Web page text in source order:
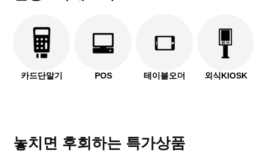
카드단말기 POS 테이블오더 외식KIOSK
놓치면 후회하는 특가상품